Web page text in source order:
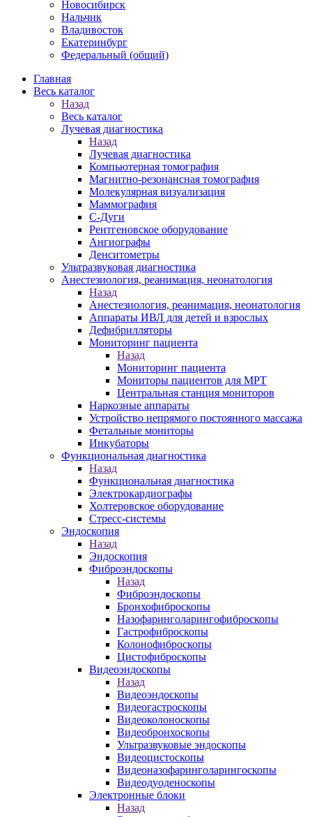
Новосибирск
Нальчик
Владивосток
Екатеринбург
Федеральный (общий)
Главная
Весь каталог
Назад
Весь каталог
Лучевая диагностика
Назад
Лучевая диагностика
Компьютерная томография
Магнитно-резонансная томография
Молекулярная визуализация
Маммография
С-Дуги
Рентгеновское оборудование
Ангиографы
Денситометры
Ультразвуковая диагностика
Анестезиология, реанимация, неонатология
Назад
Анестезиология, реанимация, неонатология
Аппараты ИВЛ для детей и взрослых
Дефибрилляторы
Мониторинг пациента
Назад
Мониторинг пациента
Мониторы пациентов для МРТ
Центральная станция мониторов
Наркозные аппараты
Устройство непрямого постоянного массажа
Фетальные мониторы
Инкубаторы
Функциональная диагностика
Назад
Функциональная диагностика
Электрокардиографы
Холтеровское оборудование
Стресс-системы
Эндоскопия
Назад
Эндоскопия
Фиброэндоскопы
Назад
Фиброэндоскопы
Бронхофиброскопы
Назофаринголарингофиброскопы
Гастрофиброскопы
Колонофиброскопы
Цистофиброскопы
Видеоэндоскопы
Назад
Видеоэндоскопы
Видеогастроскопы
Видеоколоноскопы
Видеобронхоскопы
Ультразвуковые эндоскопы
Видеоцистоскопы
Видеоназофаринголарингоскопы
Видеодуоденоскопы
Электронные блоки
Назад